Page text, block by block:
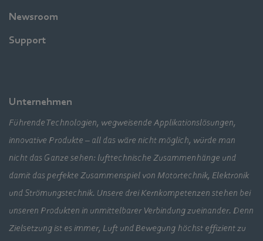
Newsroom
Support
Unternehmen
Führende Technologien, wegweisende Applikationslösungen,
innovative Produkte – all das wäre nicht möglich, würde man
nicht das Ganze sehen: lufttechnische Zusammenhänge und
damit das perfekte Zusammenspiel von Motortechnik, Elektronik
und Strömungstechnik. Unsere drei Kernkompetenzen stehen bei
unseren Produkten in unmittelbarer Verbindung zueinander. Denn
Zielsetzung ist es immer, Luft und Bewegung höchst effizient zu